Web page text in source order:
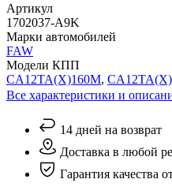
Артикул
1702037-A9K
Марки автомобилей
FAW
Модели КПП
CA12TA(X)160M,
Все характеристики и
14 дней на возврат
Доставка в любой
Гарантия качества